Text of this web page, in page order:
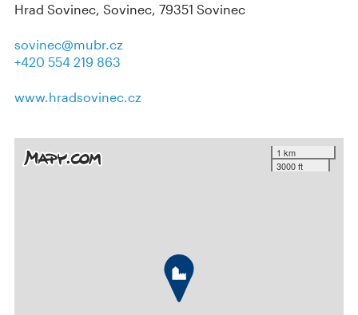
Hrad Sovinec, Sovinec, 79351 Sovinec
sovinec@mubr.cz
+420 554 219 863
www.hradsovinec.cz
1 km
3000 ft